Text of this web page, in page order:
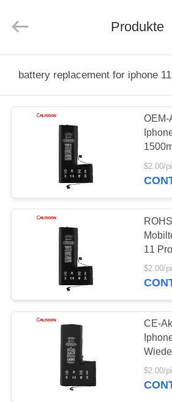
PRODUKTE
VIDEOS
UNS
FABRIK
REFERENZEN
SITEMAP
Electronics
Produkte
battery replacement for iphone 11
OEM-
11
CE-